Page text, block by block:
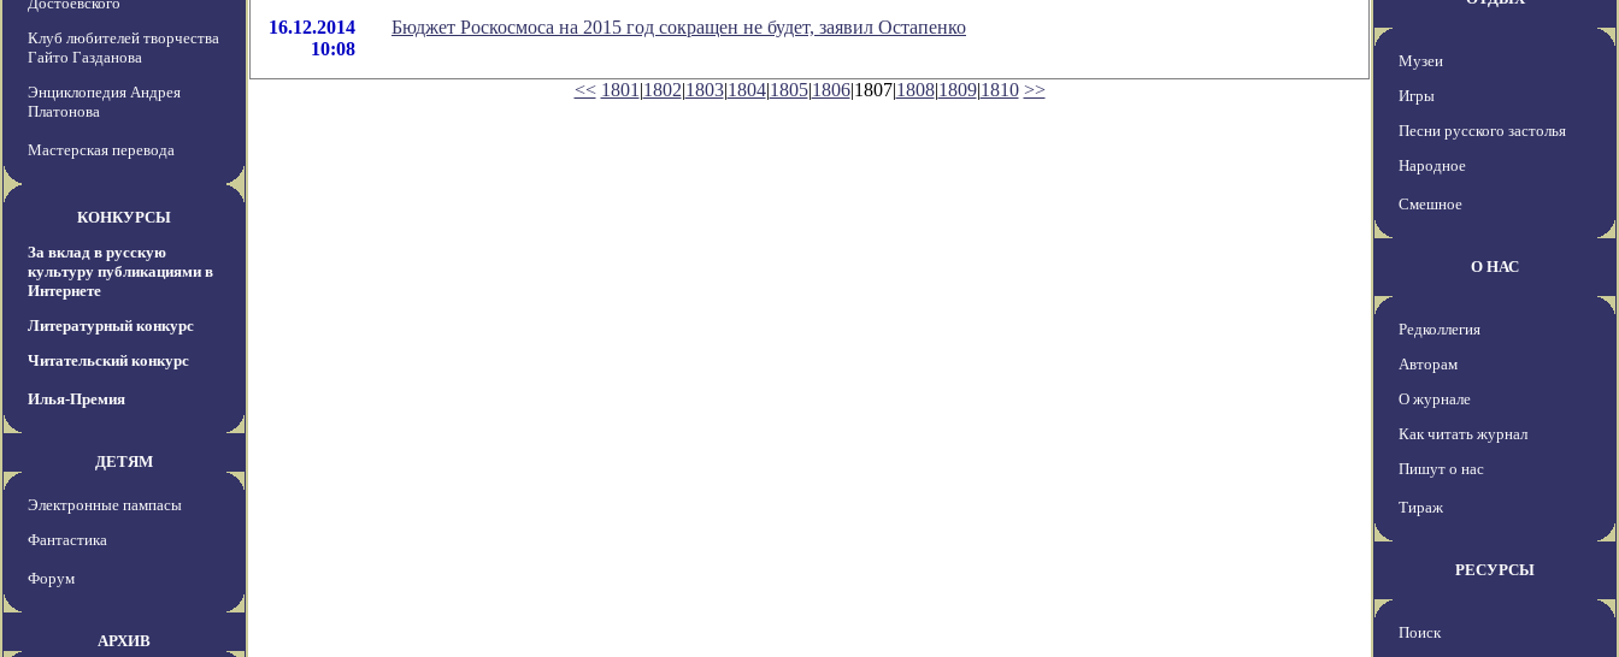
Клуб любителей творчества
Гайто Газданова
Энциклопедия Андрея
Платонова
Мастерская перевода
КОНКУРСЫ
За вклад в русскую
культуру публикациями в
Интернете
Литературный конкурс
Читательский конкурс
Илья-Премия
ДЕТЯМ
Электронные пампасы
Фантастика
Форум
АРХИВ
16.12.2014
10:08
Бюджет Роскосмоса на 2015 год сокращен не будет, заявил Остапенко
<< 1801 |1802|1803|1804|1805|1806|1807|1808|1809|1810 >>
Музеи
Игры
Песни русского застолья
Народное
Смешное
О НАС
Редколлегия
Авторам
О журнале
Как читать журнал
Пишут о нас
Тираж
РЕСУРСЫ
Поиск